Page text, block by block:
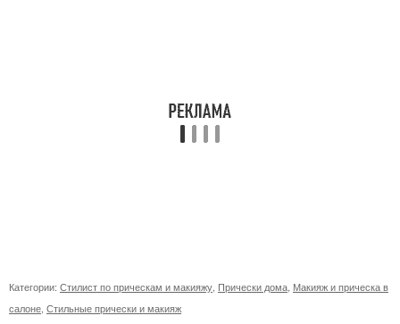
Категории: Стилист по прическам и макияжу Прически дома Макияж и прическа в
салоне Стильные прически и макияж